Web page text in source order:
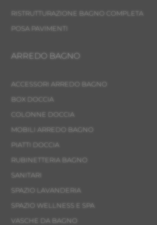
RISTRUTTURAZIONE BAGNO COMPLETA
POSA PAVIMENTI
ARREDO BAGNO
ACCESSORI ARREDO BAGNO
BOX DOCCIA
COLONNE DOCCIA
MOBILI ARREDO BAGNO
PIATTI DOCCIA
RUBINETTERIA BAGNO
SANITARI
SPAZIO LAVANDERIA
SPAZIO WELLNESS E SPA
VASCHE DA BAGNO